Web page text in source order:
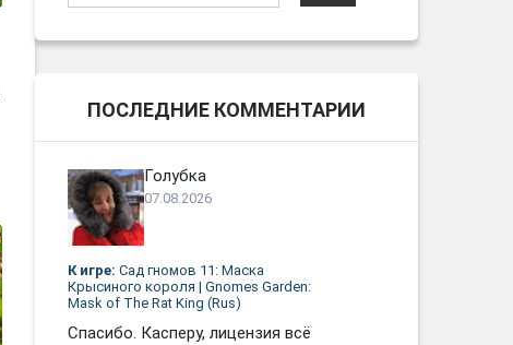
ПОСЛЕДНИЕ КОММЕНТАРИИ
Голубка
07.08.2026
К игре: Сад гномов 11: Маска
Крысиного короля | Gnomes Garden:
Mask of The Rat King (Rus)
Спасибо. Касперу, лицензия всё